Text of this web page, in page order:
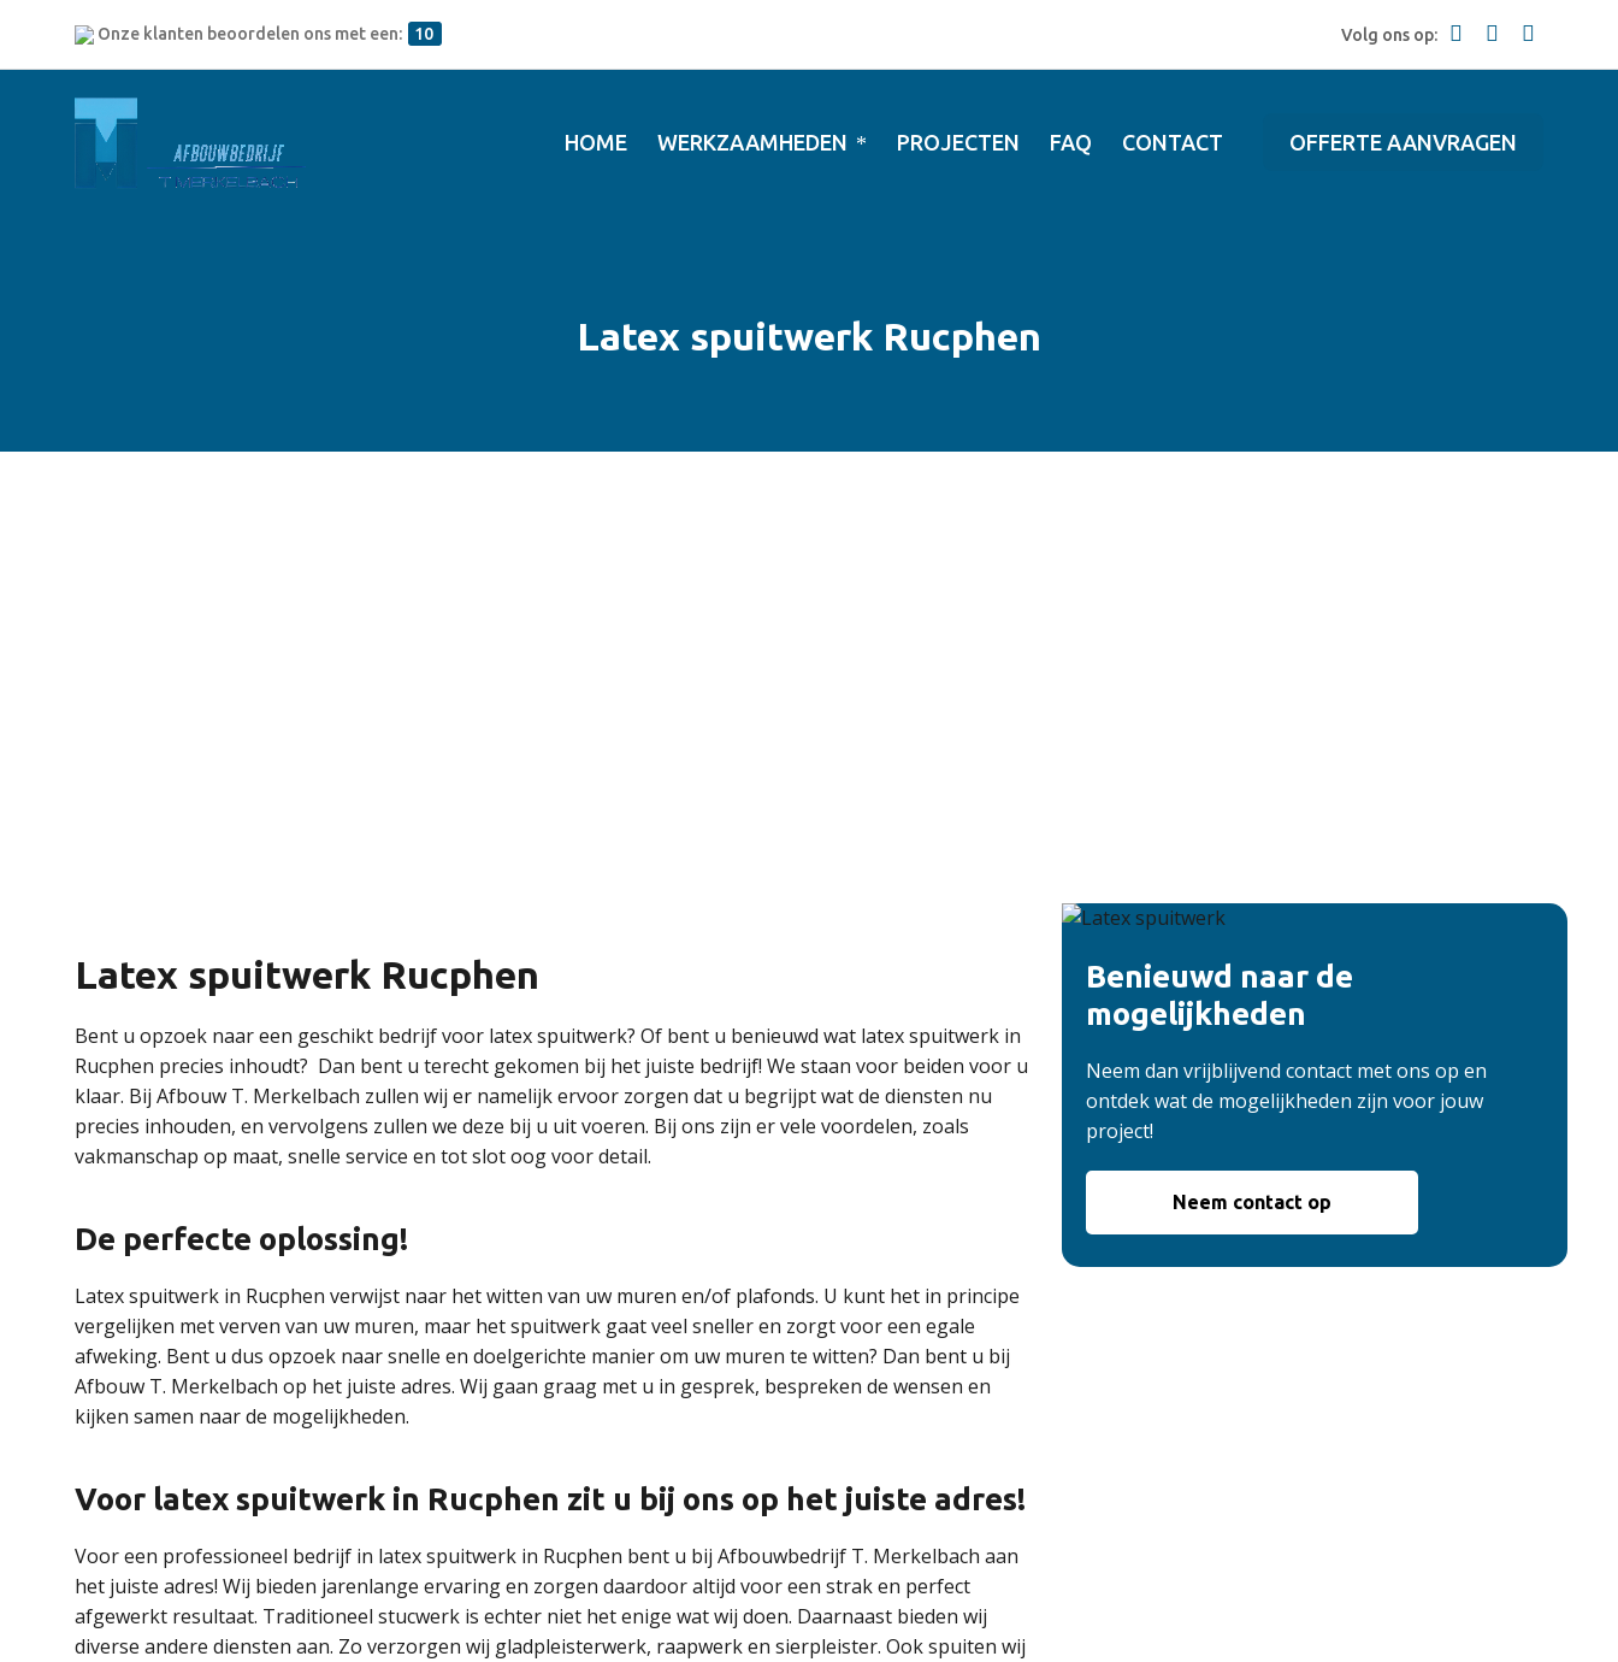
Onze klanten beoordelen ons met een: 10 Volg ons op:
HOME WERKZAAMHEDEN PROJECTEN FAQ CONTACT OFFERTE AANVRAGEN
Latex spuitwerk Rucphen
Latex spuitwerk Rucphen
Bent u opzoek naar een geschikt bedrijf voor latex spuitwerk? Of bent u benieuwd wat latex spuitwerk in
Rucphen precies inhoudt? Dan bent u terecht gekomen bij het juiste bedrijf! We staan voor beiden voor u
klaar. Bij Afbouw T. Merkelbach zullen wij er namelijk ervoor zorgen dat u begrijpt wat de diensten nu
precies inhouden, en vervolgens zullen we deze bij u uit voeren. Bij ons zijn er vele voordelen, zoals
vakmanschap op maat, snelle service en tot slot oog voor detail.
De perfecte oplossing!
Latex spuitwerk in Rucphen verwijst naar het witten van uw muren en/of plafonds. U kunt het in principe
vergelijken met verven van uw muren, maar het spuitwerk gaat veel sneller en zorgt voor een egale
afweking. Bent u dus opzoek naar snelle en doelgerichte manier om uw muren te witten? Dan bent u bij
Afbouw T. Merkelbach op het juiste adres. Wij gaan graag met u in gesprek, bespreken de wensen en
kijken samen naar de mogelijkheden.
Voor latex spuitwerk in Rucphen zit u bij ons op het juiste adres!
Voor een professioneel bedrijf in latex spuitwerk in Rucphen bent u bij Afbouwbedrijf T. Merkelbach aan
het juiste adres! Wij bieden jarenlange ervaring en zorgen daardoor altijd voor een strak en perfect
afgewerkt resultaat. Traditioneel stucwerk is echter niet het enige wat wij doen. Daarnaast bieden wij
diverse andere diensten aan. Zo verzorgen wij gladpleisterwerk, raapwerk en sierpleister. Ook spuiten wij
Benieuwd naar de
mogelijkheden
Neem dan vrijblijvend contact met ons op en
ontdek wat de mogelijkheden zijn voor jouw
project!
Neem contact op